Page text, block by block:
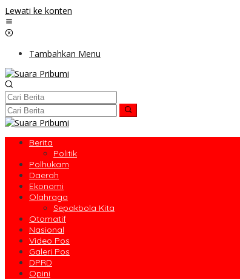
Lewati ke konten
Tambahkan Menu
Berita
Politik
Polhukam
Daerah
Ekonomi
Olahraga
Sepakbola Kita
Otomatif
Nasional
Video Pos
Galeri Pos
DPRD
Opini